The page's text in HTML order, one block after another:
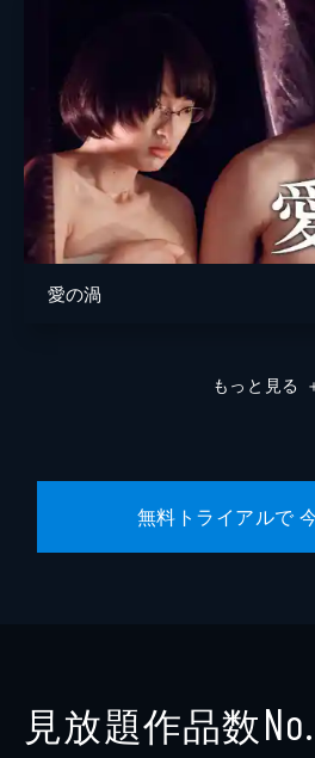
警察官
愛の渦
もっと見る
無料トライアルで
見放題作品数